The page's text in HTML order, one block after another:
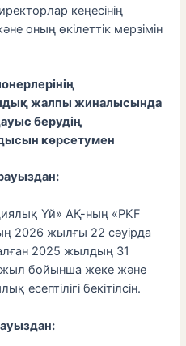
кеңесінің
оның өкілеттік мерзімін
жалпы жиналысында
берудің
көрсетумен
Үй» АҚ-ның «PKF
2026 жылғы 22 сәуірда
2025 жылдың 31
жыл бойынша жеке және
бекітілсін.